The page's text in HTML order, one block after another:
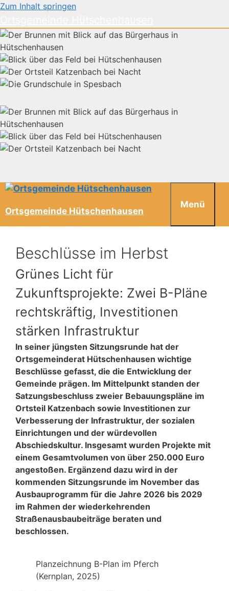
Zum Inhalt springen
Ortsgemeinde Hütschenhausen
Menü
Beschlüsse im Herbst
Grünes Licht für
Zukunftsprojekte: Zwei B-Pläne
rechtskräftig, Investitionen
stärken Infrastruktur
In seiner jüngsten Sitzungsrunde hat der
Ortsgemeinderat Hütschenhausen wichtige
Beschlüsse gefasst, die die Entwicklung der
Gemeinde prägen. Im Mittelpunkt standen der
Satzungsbeschluss zweier Bebauungspläne im
Ortsteil Katzenbach sowie Investitionen zur
Verbesserung der Infrastruktur, der sozialen
Einrichtungen und der würdevollen
Abschiedskultur. Insgesamt wurden Projekte mit
einem Gesamtvolumen von über 250.000 Euro
angestoßen. Ergänzend dazu wird in der
kommenden Sitzungsrunde im November das
Ausbauprogramm für die Jahre 2026 bis 2029
im Rahmen der wiederkehrenden
Straßenausbaubeiträge beraten und
beschlossen.
Planzeichnung B-Plan im Pferch
(Kernplan, 2025)